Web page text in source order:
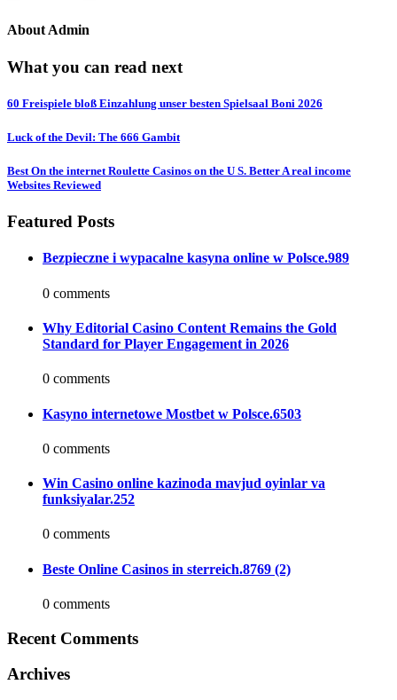
About Admin
What you can read next
60 Freispiele bloß Einzahlung unser besten Spielsaal Boni 2026
Luck of the Devil: The 666 Gambit
Best On the internet Roulette Casinos on the U S. Better A real income
Websites Reviewed
Featured Posts
Bezpieczne i wypacalne kasyna online w Polsce.989
0 comments
Why Editorial Casino Content Remains the Gold
Standard for Player Engagement in 2026
0 comments
Kasyno internetowe Mostbet w Polsce.6503
0 comments
Win Casino online kazinoda mavjud oyinlar va
funksiyalar.252
0 comments
Beste Online Casinos in sterreich.8769 (2)
0 comments
Recent Comments
Archives